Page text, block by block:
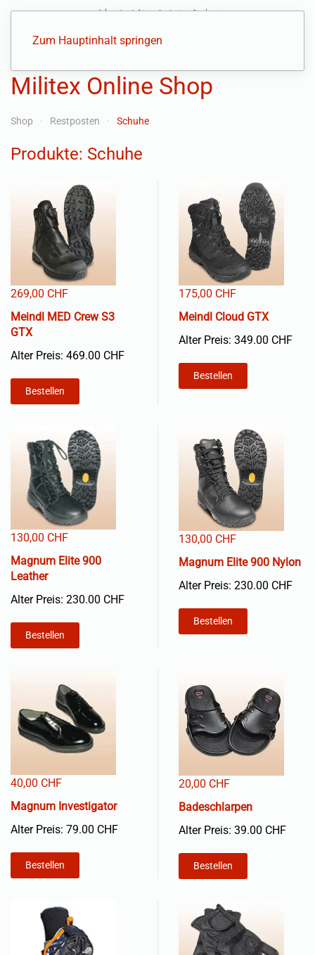
Zum Hauptinhalt springen
Militex Online Shop
Shop Restposten Schuhe
Produkte: Schuhe
269,00 CHF
Meindl MED Crew S3
GTX
Alter Preis: 469.00 CHF
Bestellen
175,00 CHF
Meindl Cloud GTX
Alter Preis: 349.00 CHF
Bestellen
130,00 CHF
Magnum Elite 900
Leather
Alter Preis: 230.00 CHF
Bestellen
130,00 CHF
Magnum Elite 900 Nylon
Alter Preis: 230.00 CHF
Bestellen
40,00 CHF
Magnum Investigator
Alter Preis: 79.00 CHF
Bestellen
20,00 CHF
Badeschlarpen
Alter Preis: 39.00 CHF
Bestellen